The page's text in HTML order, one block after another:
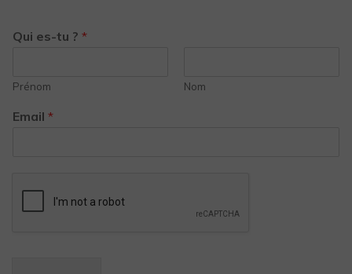
Qui es-tu ? *
Prénom Nom
Email *